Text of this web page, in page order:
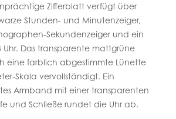
Zifferblatt verfügt über
Stunden- und Minutenzeiger,
Sekundenzeiger und ein
Uhr. Das transparente mattgrüne
eine farblich abgestimmte Lünette
Skala vervollständigt. Ein
Armband mit einer transparenten
und Schließe rundet die Uhr ab.